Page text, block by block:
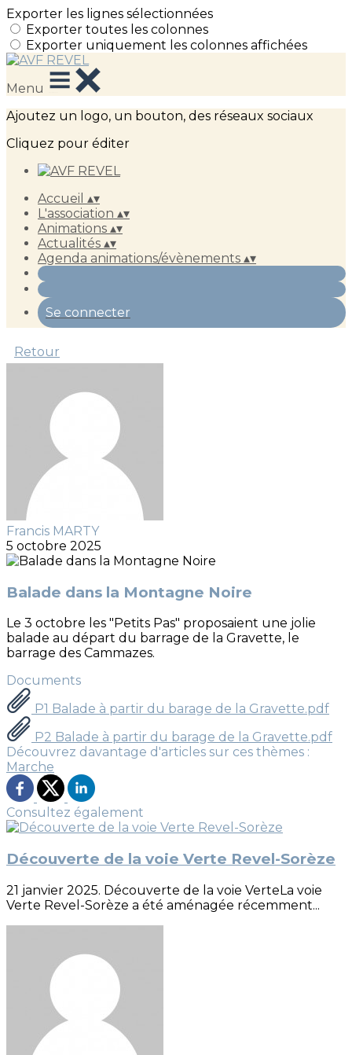
Exporter les lignes sélectionnées
Exporter toutes les colonnes
Exporter uniquement les colonnes affichées
Menu
Ajoutez un logo, un bouton, des réseaux sociaux
Cliquez pour éditer
Accueil ▴▾
L'association ▴▾
Animations ▴▾
Actualités ▴▾
Agenda animations/évènements ▴▾
Se connecter
Retour
Francis MARTY
5 octobre 2025
Balade dans la Montagne Noire
Le 3 octobre les "Petits Pas" proposaient une jolie
balade au départ du barrage de la Gravette, le
barrage des Cammazes.
Documents
P1 Balade à partir du barage de la Gravette.pdf
P2 Balade à partir du barage de la Gravette.pdf
Découvrez davantage d'articles sur ces thèmes :
Marche
Consultez également
Découverte de la voie Verte Revel-Sorèze
21 janvier 2025. Découverte de la voie VerteLa voie
Verte Revel-Sorèze a été aménagée récemment...